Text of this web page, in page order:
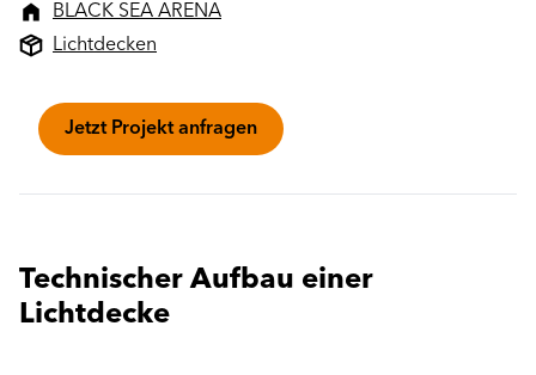
BLACK SEA ARENA
Lichtdecken
Jetzt Projekt anfragen
Technischer Aufbau einer
Lichtdecke